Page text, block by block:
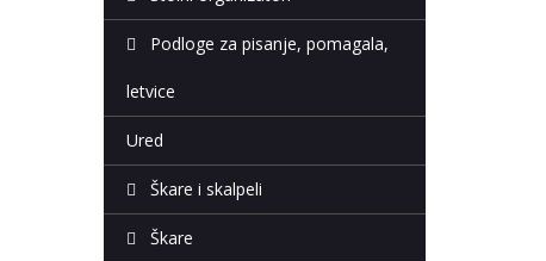
Podloge za pisanje, pomagala,
letvice
Ured
Škare i skalpeli
Škare